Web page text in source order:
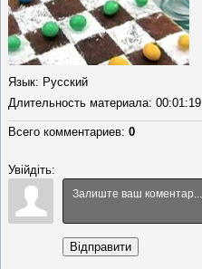
Язык: Русский
Длительность материала: 00:01:19
Всего комментариев: 0
Увійдіть:
Відправити